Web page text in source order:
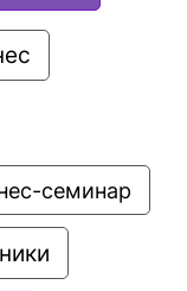
семинар